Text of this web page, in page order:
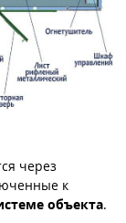
через
к
объекта.